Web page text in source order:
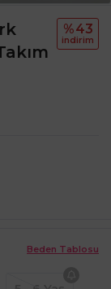
%43
i̇ndi̇ri̇m
Beden Tablosu